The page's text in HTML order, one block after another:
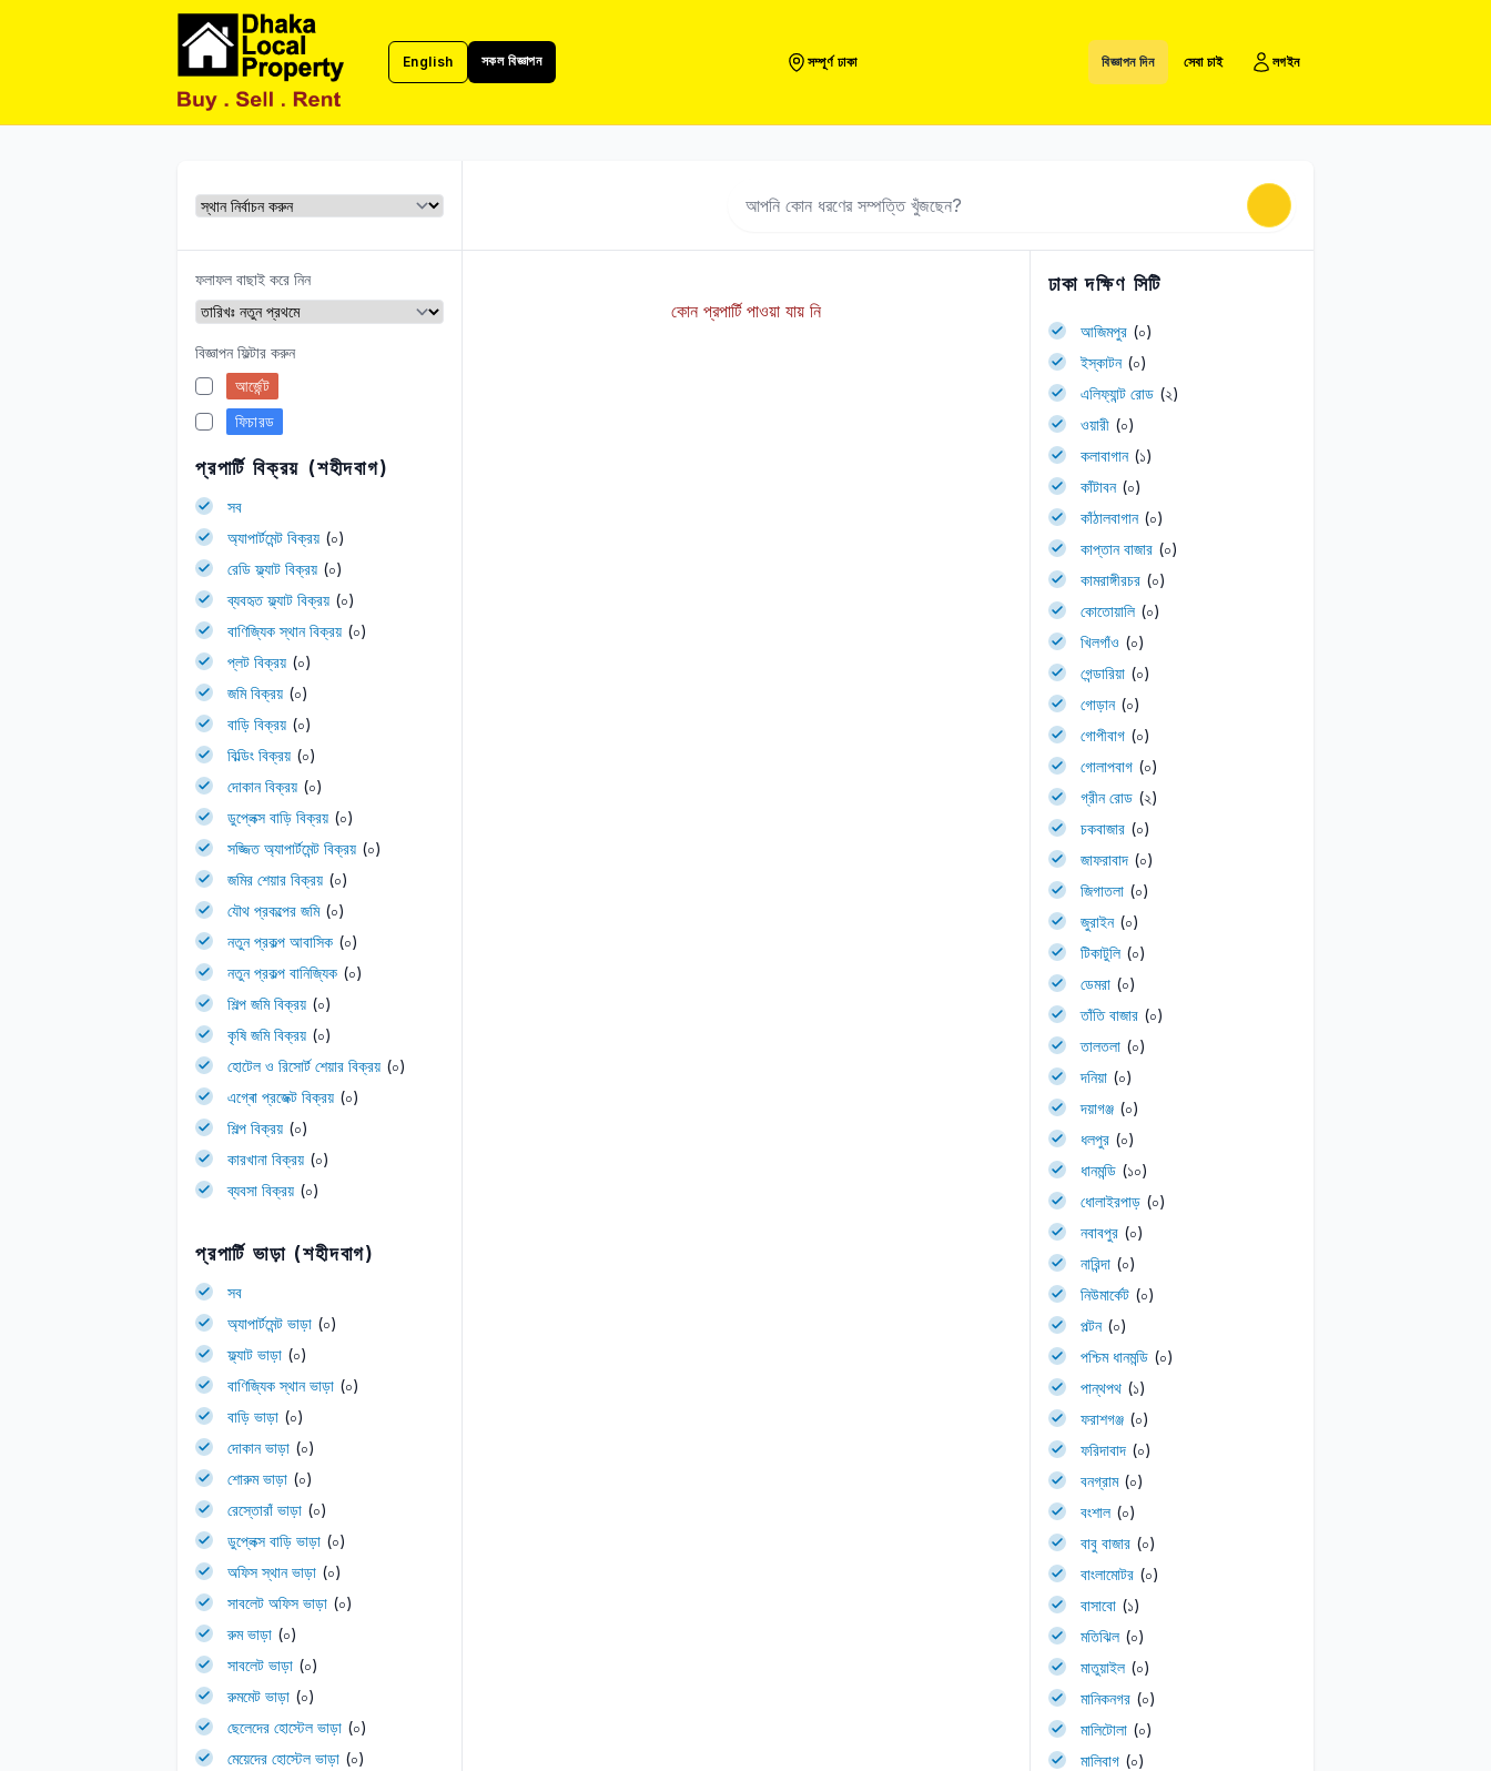
ঢাকা লোকাল প্রপার্টি
English সকল বিজ্ঞাপন সম্পূর্ণ ঢাকা বিজ্ঞাপন দিন সেবা চাই লগইন
ফলাফল বাছাই করে নিন
বিজ্ঞাপন ফিল্টার করুন
আর্জেন্ট
ফিচারড
প্রপার্টি বিক্রয় (শহীদবাগ)
সব
অ্যাপার্টমেন্ট বিক্রয় (০)
রেডি ফ্ল্যাট বিক্রয় (০)
ব্যবহৃত ফ্ল্যাট বিক্রয় (০)
বাণিজ্যিক স্থান বিক্রয় (০)
প্লট বিক্রয় (০)
জমি বিক্রয় (০)
বাড়ি বিক্রয় (০)
বিল্ডিং বিক্রয় (০)
দোকান বিক্রয় (০)
ডুপ্লেক্স বাড়ি বিক্রয় (০)
সজ্জিত অ্যাপার্টমেন্ট বিক্রয় (০)
জমির শেয়ার বিক্রয় (০)
যৌথ প্রকল্পের জমি (০)
নতুন প্রকল্প আবাসিক (০)
নতুন প্রকল্প বানিজ্যিক (০)
শিল্প জমি বিক্রয় (০)
কৃষি জমি বিক্রয় (০)
হোটেল ও রিসোর্ট শেয়ার বিক্রয় (০)
এগ্ৰো প্রজেক্ট বিক্রয় (০)
শিল্প বিক্রয় (০)
কারখানা বিক্রয় (০)
ব্যবসা বিক্রয় (০)
প্রপার্টি ভাড়া (শহীদবাগ)
সব
অ্যাপার্টমেন্ট ভাড়া (০)
ফ্ল্যাট ভাড়া (০)
বাণিজ্যিক স্থান ভাড়া (০)
বাড়ি ভাড়া (০)
দোকান ভাড়া (০)
শোরুম ভাড়া (০)
রেস্তোরাঁ ভাড়া (০)
ডুপ্লেক্স বাড়ি ভাড়া (০)
অফিস স্থান ভাড়া (০)
সাবলেট অফিস ভাড়া (০)
রুম ভাড়া (০)
সাবলেট ভাড়া (০)
রুমমেট ভাড়া (০)
ছেলেদের হোস্টেল ভাড়া (০)
মেয়েদের হোস্টেল ভাড়া (০)
কোন প্রপার্টি পাওয়া যায় নি
ঢাকা দক্ষিণ সিটি
আজিমপুর (০)
ইস্কাটন (০)
এলিফ্যান্ট রোড (২)
ওয়ারী (০)
কলাবাগান (১)
কাঁটাবন (০)
কাঁঠালবাগান (০)
কাপ্তান বাজার (০)
কামরাঙ্গীরচর (০)
কোতোয়ালি (০)
খিলগাঁও (০)
গেন্ডারিয়া (০)
গোড়ান (০)
গোপীবাগ (০)
গোলাপবাগ (০)
গ্রীন রোড (২)
চকবাজার (০)
জাফরাবাদ (০)
জিগাতলা (০)
জুরাইন (০)
টিকাটুলি (০)
ডেমরা (০)
তাঁতি বাজার (০)
তালতলা (০)
দনিয়া (০)
দয়াগঞ্জ (০)
ধলপুর (০)
ধানমন্ডি (১০)
ধোলাইরপাড় (০)
নবাবপুর (০)
নারিন্দা (০)
নিউমার্কেট (০)
পল্টন (০)
পশ্চিম ধানমন্ডি (০)
পান্থপথ (১)
ফরাশগঞ্জ (০)
ফরিদাবাদ (০)
বনগ্রাম (০)
বংশাল (০)
বাবু বাজার (০)
বাংলামোটর (০)
বাসাবো (১)
মতিঝিল (০)
মাতুয়াইল (০)
মানিকনগর (০)
মালিটোলা (০)
মালিবাগ (০)